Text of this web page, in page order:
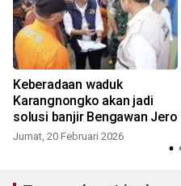
Keberadaan waduk
Karangnongko akan jadi
solusi banjir Bengawan Jero
Jumat, 20 Februari 2026